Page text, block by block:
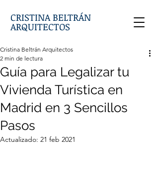
CRISTINA BELTRÁN
ARQUITECTOS
Guía para Legalizar tu
Vivienda Turística en
Madrid en 3 Sencillos
Pasos
Cristina Beltrán Arquitectos
2 min de lectura
Actualizado: 21 feb 2021